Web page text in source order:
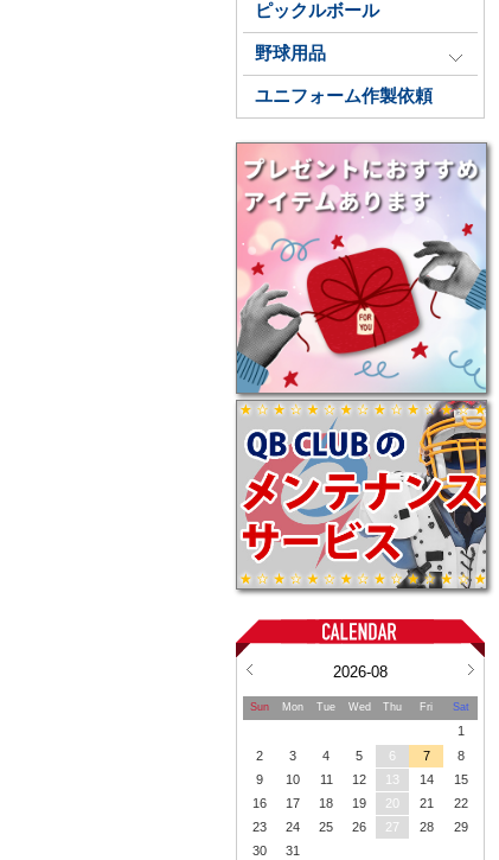
ピックルボール
野球用品
ユニフォーム作製依頼
2026-08
Sun Mon Tue Wed Thu Fri Sat
1
2
3 4 5 6 7
8
9
10 11 12 13 14
15
16
17 18 19 20 21
22
23
24 25 26 27 28
29
30
31